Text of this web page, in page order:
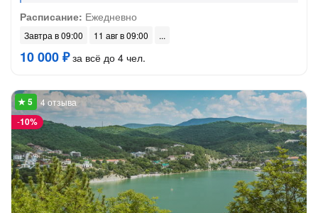
Расписание: Ежедневно
Завтра в 09:00 11 авг в 09:00
10 000 ₽за всё до 4 чел.
-10%
4 отзыва